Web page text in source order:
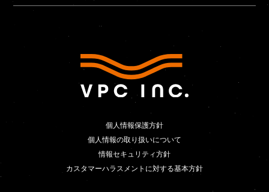
個人情報保護方針
個人情報保護方針
個人情報の取り扱いについて
個人情報の取り扱いについて
情報セキュリティ方針
情報セキュリティ方針
カスタマーハラスメントに対する基本方針